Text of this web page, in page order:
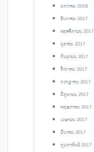
มกราคม 2018
ธันวาคม 2017
พฤศจิกายน 2017
ตุลาคม 2017
กันยายน 2017
สิงหาคม 2017
กรกฎาคม 2017
มิถุนายน 2017
พฤษภาคม 2017
เมษายน 2017
มีนาคม 2017
กุมภาพันธ์ 2017